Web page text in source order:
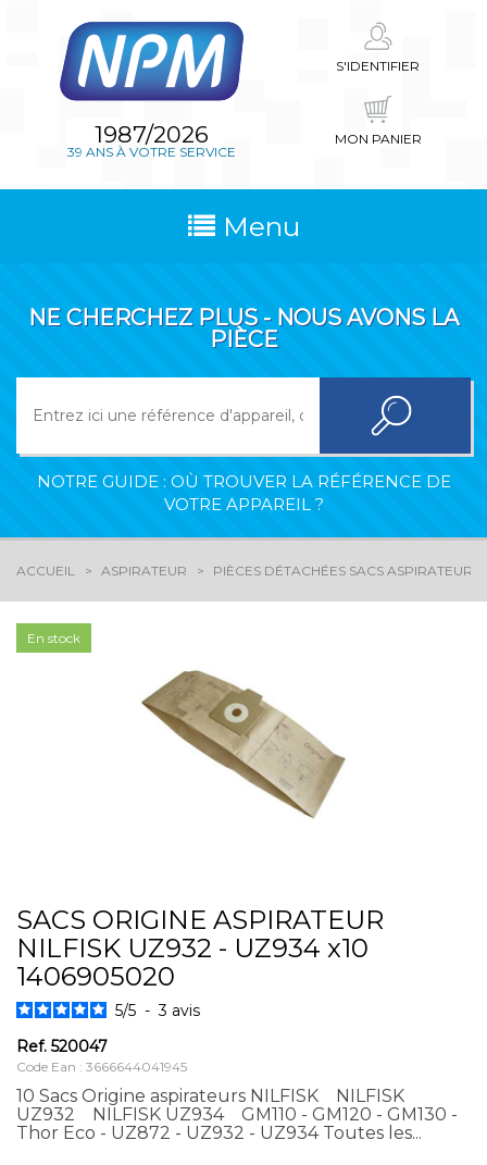
1987/2026
39 ANS À VOTRE SERVICE
S'IDENTIFIER
MON PANIER
Menu
NE CHERCHEZ PLUS - NOUS AVONS LA
PIÈCE
NOTRE GUIDE : OÙ TROUVER LA RÉFÉRENCE DE
VOTRE APPAREIL ?
ACCUEIL ASPIRATEUR PIÈCES DÉTACHÉES SACS ASPIRATEURS
En stock
SACS ORIGINE ASPIRATEUR
NILFISK UZ932 - UZ934 x10
1406905020
5/5 - 3 avis
Ref. 520047
Code Ean : 3666644041945
10 Sacs Origine aspirateurs NILFISK NILFISK
UZ932 NILFISK UZ934 GM110 - GM120 - GM130 -
Thor Eco - UZ872 - UZ932 - UZ934 Toutes les...